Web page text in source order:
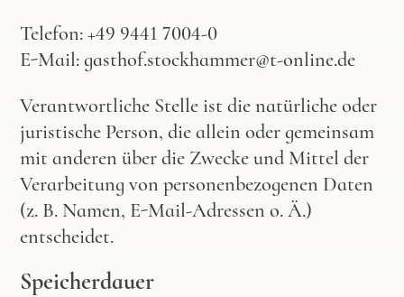
Telefon: +49 9441 7004-0
E-Mail: gasthof.stockhammer@t-online.de
Verantwortliche Stelle ist die natürliche oder
juristische Person, die allein oder gemeinsam
mit anderen über die Zwecke und Mittel der
Verarbeitung von personenbezogenen Daten
(z. B. Namen, E-Mail-Adressen o. Ä.)
entscheidet.
Speicherdauer